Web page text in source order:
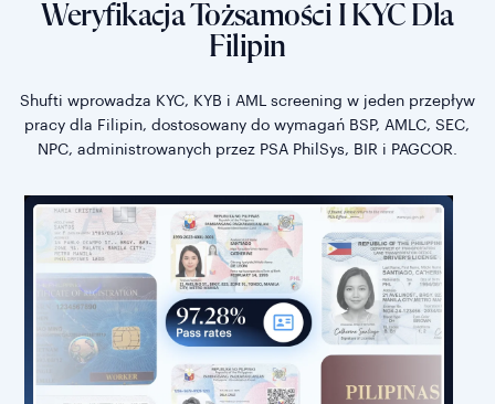
Weryfikacja Tożsamości I KYC Dla
Filipin
Shufti wprowadza KYC, KYB i AML screening w jeden przepływ
pracy dla Filipin, dostosowany do wymagań BSP, AMLC, SEC,
NPC, administrowanych przez PSA PhilSys, BIR i PAGCOR.